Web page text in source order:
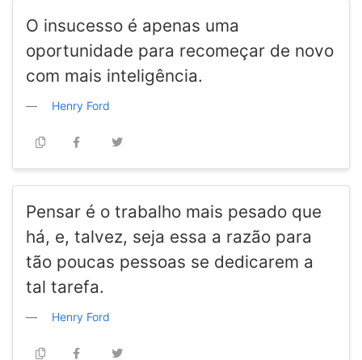
O insucesso é apenas uma
oportunidade para recomeçar de novo
com mais inteligência.
Henry Ford
Pensar é o trabalho mais pesado que
há, e, talvez, seja essa a razão para
tão poucas pessoas se dedicarem a
tal tarefa.
Henry Ford